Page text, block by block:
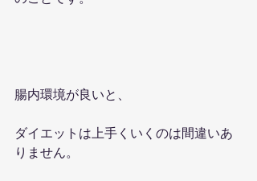
腸内環境が良いと、
ダイエットは上手くいくのは間違いあ
りません。